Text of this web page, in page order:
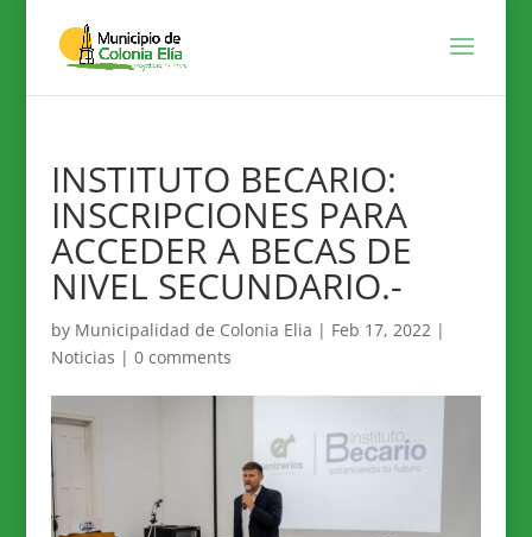
INSTITUTO BECARIO:
INSCRIPCIONES PARA
ACCEDER A BECAS DE
NIVEL SECUNDARIO.-
by Municipalidad de Colonia Elia | Feb 17, 2022|
Noticias | 0 comments